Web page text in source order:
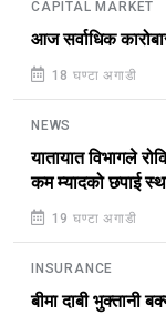
CAPITAL MARKET
आज सर्वाधिक
18 घण्टा अगाडी
NEWS
यातायात विभागले
कम म्यादको छपाई
19 घण्टा अगाडी
INSURANCE
बीमा दाबी भुक्तानी